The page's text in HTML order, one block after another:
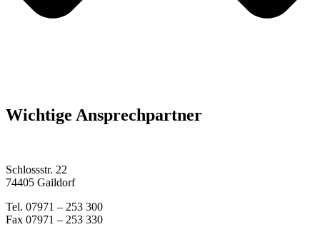
Wichtige Ansprechpartner
Schlossstr. 22
74405 Gaildorf
Tel. 07971 – 253 300
Fax 07971 – 253 330